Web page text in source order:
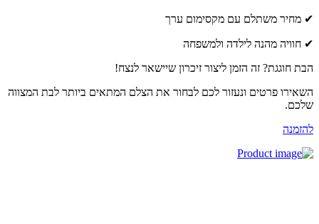
מחיר משתלם עם מקסימום ערך
מהנה לילדה ולמשפחה
חוגגת? זה הזמן ליצור זיכרון שיישאר לנצח!
פרטים ונעזור לכם לבחור את הצלם המתאים ביותר לבת המצווה